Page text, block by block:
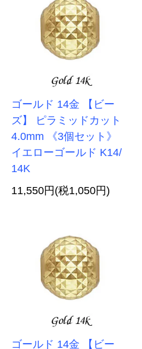
ゴールド 14金 【ビー
ズ】 ピラミッドカット
4.0mm 《3個セット》
イエローゴールド K14/
14K
11,550円(税1,050円)
ゴールド 14金 【ビー